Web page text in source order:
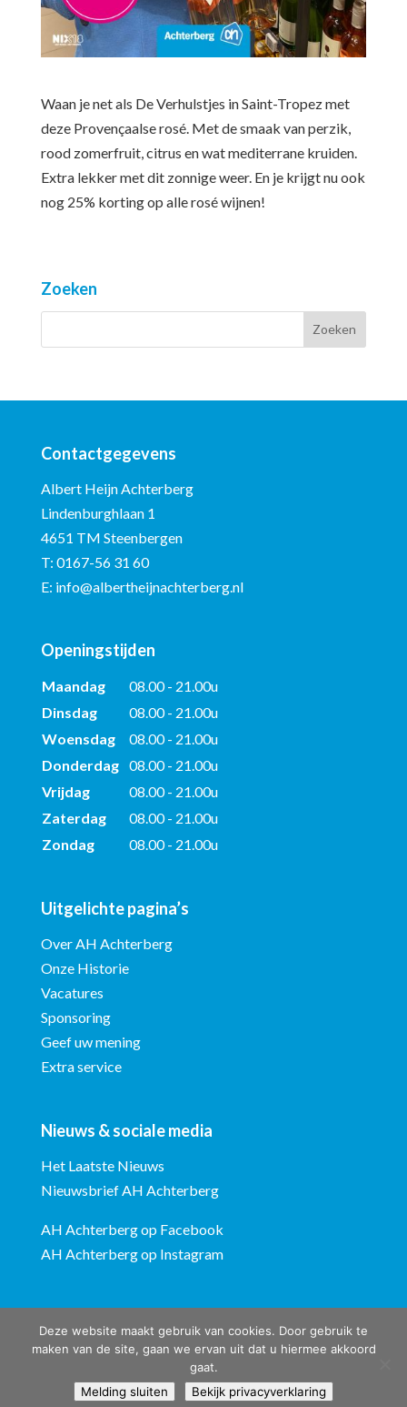
Waan je net als De Verhulstjes in Saint-Tropez met
deze Provençaalse rosé. Met de smaak van perzik,
rood zomerfruit, citrus en wat mediterrane kruiden.
Extra lekker met dit zonnige weer. En je krijgt nu ook
nog 25% korting op alle rosé wijnen!
Zoeken
Contactgegevens
Albert Heijn Achterberg
Lindenburghlaan 1
4651 TM Steenbergen
T: 0167-56 31 60
E: info@albertheijnachterberg.nl
Openingstijden
Maandag
08.00 - 21.00u
Dinsdag
08.00 - 21.00u
Woensdag
08.00 - 21.00u
Donderdag 08.00 - 21.00u
Vrijdag
08.00 - 21.00u
Zaterdag
08.00 - 21.00u
Zondag
08.00 - 21.00u
Uitgelichte pagina’s
Over AH Achterberg
Onze Historie
Vacatures
Sponsoring
Geef uw mening
Extra service
Nieuws & sociale media
Het Laatste Nieuws
Nieuwsbrief AH Achterberg
AH Achterberg op Facebook
AH Achterberg op Instagram
Albert Heijn Achterberg © ontwerp en bouw website:
Steenbergen
Deze website maakt gebruik van cookies. Door gebruik te
maken van de site, gaan we ervan uit dat u hiermee akkoord
gaat.
Melding sluiten
Bekijk privacyverklaring